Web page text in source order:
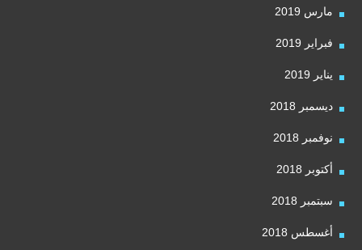
مارس 2019
فبراير 2019
يناير 2019
ديسمبر 2018
نوفمبر 2018
أكتوبر 2018
سبتمبر 2018
أغسطس 2018